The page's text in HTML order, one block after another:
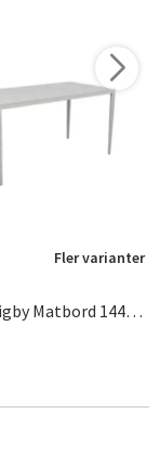
Fler varianter
Brafab, Bigby Matbord 144x76 Cm Ljusgrå